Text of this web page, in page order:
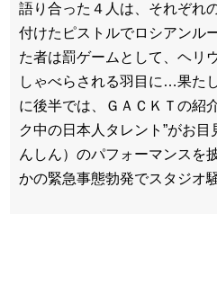
語り合った４人は、それぞれ
付けたピストルでロシアンル
た者は罰ゲームとして、ヘリ
しゃべらされる羽目に…果た
に後半では、ＧＡＣＫＴの紹
ク中の日本人タレント”がお
んしん）のパフォーマンスを
かの緊急事態勃発でスタジオ